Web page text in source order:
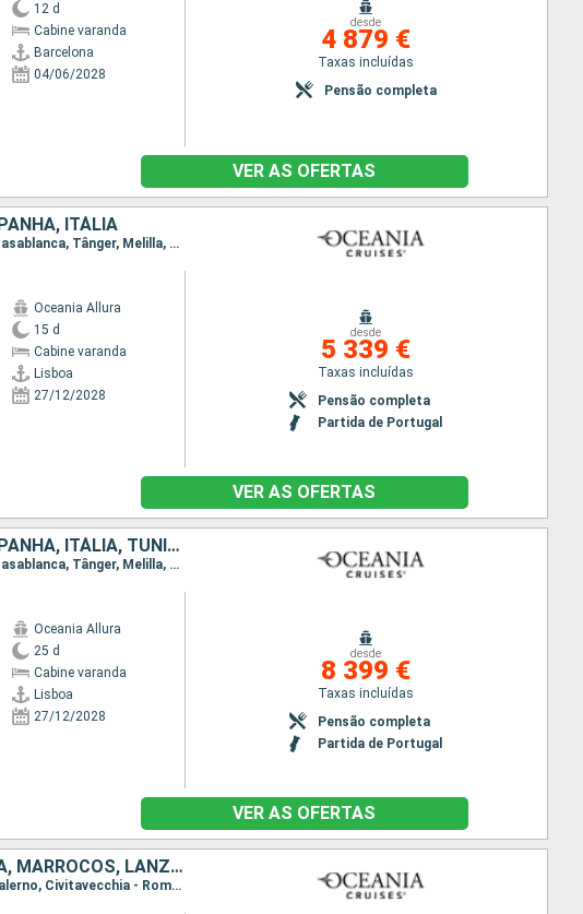
12 d
Cabine varanda
Barcelona
04/06/2028
desde
4 879 €
Taxas incluídas
Pensão completa
VER AS OFERTAS
ITÁLIA
Itinerário : Lisboa, Funchal, Las Palmas, Santa Cruz de Tenerife, Arrecife, Agadir, Casablanca, Tânger, Melilla, Cagliari, Nápoles, Civitavecchia - Roma
Oceania Allura
15 d
Cabine varanda
Lisboa
27/12/2028
desde
5 339 €
Taxas incluídas
Pensão completa
Partida de Portugal
VER AS OFERTAS
PORTUGAL, MAIORCA, TENERIFE, LANZAROTE, MARROCOS, ESPANHA, ITÁLIA, TUNÍSIA, MALTA, CROÁCIA
Itinerário : Lisboa, Funchal, Las Palmas, Santa Cruz de Tenerife, Arrecife, Agadir, Casablanca, Tânger, Melilla, Cagliari, Nápoles, Civitavecchia - Roma, Salerno, Palermo, Túnis, La Valleta, Dubrovinik, Split, Zadar, Rijeka, Trieste
Oceania Allura
25 d
Cabine varanda
Lisboa
27/12/2028
desde
8 399 €
Taxas incluídas
Pensão completa
Partida de Portugal
VER AS OFERTAS
TURQUIA, GRÉCIA, MALTA, ITÁLIA, FRANÇA, MAIORCA, ESPANHA, MARROCOS, LANZAROTE, TENERIFE, PORTUGAL
Itinerário : Pireus Atenas, Efeso, Bodrum, Rodas, Heraklion, La Valleta, Messina, Salerno, Civitavecchia - Roma, Florence/Pise (Livourne), Génova, Marselha, Palamos, Palma de Maiorca, Cartagena, Alicante, Valência, Barcelona, Málaga, Casablanca, Agadir, Arrecife, Santa Cruz de Tenerife, Funchal, Lisboa